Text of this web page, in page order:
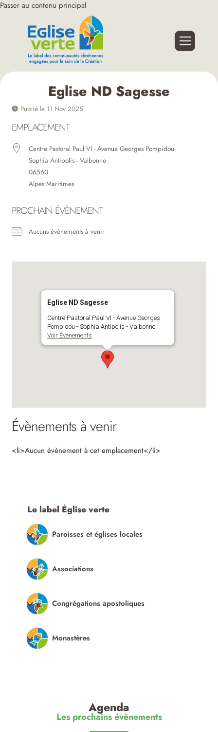
Passer au contenu principal
Le label Église verte
Paroisses et églises locales
Associations
Congrégations apostoliques
Monastères
Agenda
Les prochains évènements
Eglise ND Sagesse
Publié le 11 Nov 2025
EMPLACEMENT
Centre Pastoral Paul VI - Avenue Georges Pompidou
Sophia Antipolis - Valbonne
06560
Alpes Maritimes
PROCHAIN ÉVÈNEMENT
Aucuns évènements à venir
Eglise ND Sagesse
Centre Pastoral Paul VI - Avenue Georges
Pompidou - Sophia Antipolis - Valbonne
Voir Évènements
Évènements à venir
<li>Aucun évènement à cet emplacement</li>